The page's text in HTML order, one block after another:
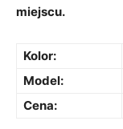
⁢miejscu.
Kolor:
Model:
Cena: